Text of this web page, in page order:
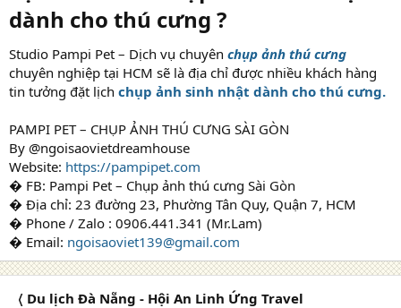
dành cho thú cưng ?​
Studio Pampi Pet – Dịch vụ chuyên chụp ảnh thú cưng
chuyên nghiệp tại HCM sẽ là địa chỉ được nhiều khách hàng
tin tưởng đặt lịch chụp ảnh sinh nhật dành cho thú cưng.
PAMPI PET – CHỤP ẢNH THÚ CƯNG SÀI GÒN
By @ngoisaovietdreamhouse
Website: https://pampipet.com
� FB: Pampi Pet – Chụp ảnh thú cưng Sài Gòn
� Địa chỉ: 23 đường 23, Phường Tân Quy, Quận 7, HCM
� Phone / Zalo : 0906.441.341 (Mr.Lam)
� Email: ngoisaoviet139@gmail.com
〈 Du lịch Đà Nẵng - Hội An Linh Ứng Travel